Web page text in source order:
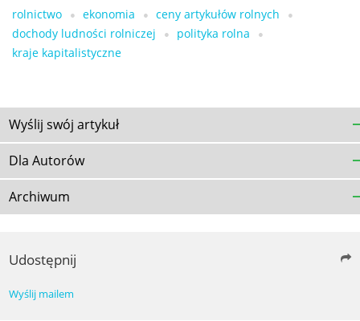
rolnictwo ekonomia
ceny artykułów rolnych
dochody ludności rolniczej
polityka rolna
kraje kapitalistyczne
Wyślij swój artykuł
Dla Autorów
Archiwum
Udostępnij
Wyślij mailem